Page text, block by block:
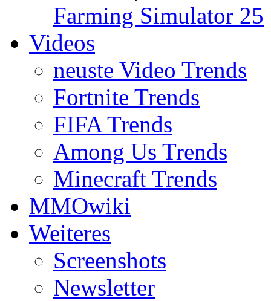
Farming Simulator 25
Videos
neuste Video Trends
Fortnite Trends
FIFA Trends
Among Us Trends
Minecraft Trends
MMOwiki
Weiteres
Screenshots
Newsletter